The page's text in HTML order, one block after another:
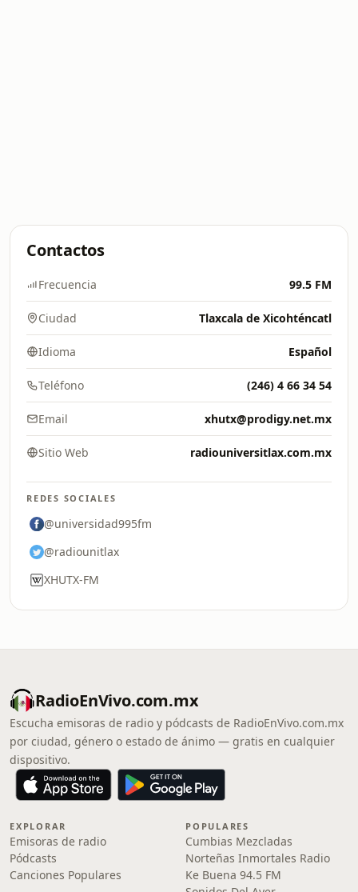
Contactos
Frecuencia 99.5 FM
Ciudad Tlaxcala de Xicohténcatl
Idioma Español
Teléfono (246) 4 66 34 54
Email xhutx@prodigy.net.mx
Sitio Web radiouniversitlax.com.mx
REDES SOCIALES
@universidad995fm
@radiounitlax
XHUTX-FM
RadioEnVivo.com.mx
Escucha emisoras de radio y pódcasts de RadioEnVivo.com.mx
por ciudad, género o estado de ánimo — gratis en cualquier
dispositivo.
EXPLORAR
Emisoras de radio
Pódcasts
Canciones Populares
POPULARES
Cumbias Mezcladas
Norteñas Inmortales Radio
Ke Buena 94.5 FM